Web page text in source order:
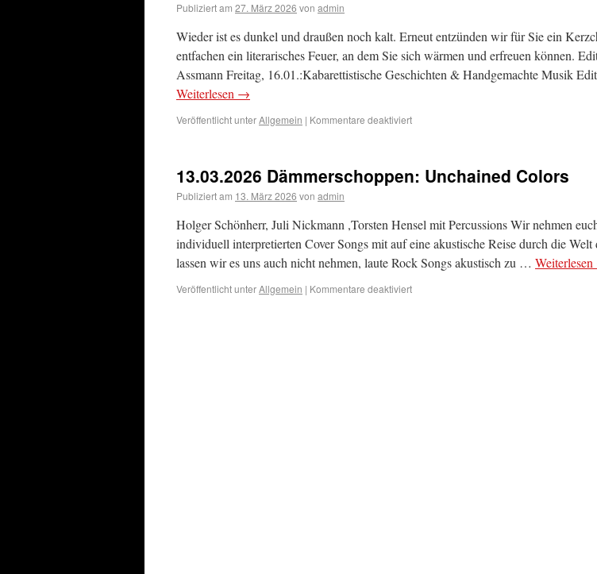
Publiziert am 27. März 2026 von admin
Wieder ist es dunkel und draußen noch kalt. Erneut entzünden wir für Sie ein
entfachen ein literarisches Feuer, an dem Sie sich wärmen und erfreuen können.
Assmann Freitag, 16.01.:Kabarettistische Geschichten & Handgemachte Musik
Weiterlesen →
Veröffentlicht unterAllgemein | Kommentare deaktiviert
13.03.2026 Dämmerschoppen: Unchained Colors
Publiziert am 13. März 2026 von admin
Holger Schönherr, Juli Nickmann ,Torsten Hensel mit Percussions Wir nehmen
individuell interpretierten Cover Songs mit auf eine akustische Reise durch die
lassen wir es uns auch nicht nehmen, laute Rock Songs akustisch zu … Weiterlesen
Veröffentlicht unterAllgemein | Kommentare deaktiviert